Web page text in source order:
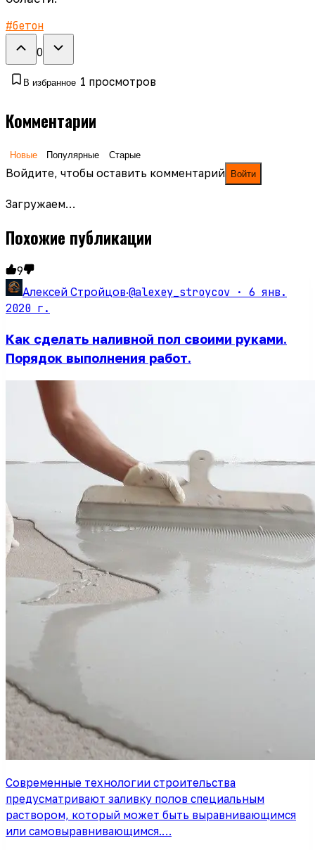
#бетон
0
В избранное 1 просмотров
Комментарии
Новые Популярные Старые
Войдите, чтобы оставить комментарий Войти
Загружаем…
Похожие публикации
9
Алексей Стройцов·@alexey_stroycov · 6 янв.
2020 г.
Как сделать наливной пол своими руками.
Порядок выполнения работ.
Современные технологии строительства
предусматривают заливку полов специальным
раствором, который может быть выравнивающимся
или самовыравнивающимся.…